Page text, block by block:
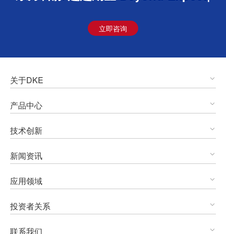
立即咨询
关于DKE
产品中心
技术创新
新闻资讯
应用领域
投资者关系
联系我们